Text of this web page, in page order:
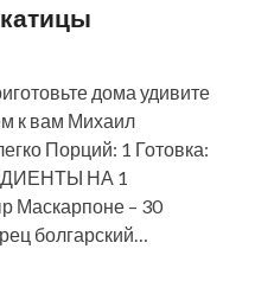
дома удивите
к вам Михаил
Порций: 1 Готовка:
НА 1
Маскарпоне – 30
болгарский…